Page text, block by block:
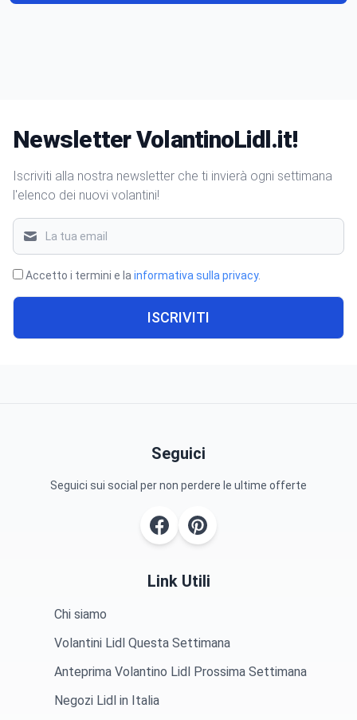
Newsletter VolantinoLidl.it!
Iscriviti alla nostra newsletter che ti invierà ogni settimana
l'elenco dei nuovi volantini!
Accetto i termini e la informativa sulla privacy.
ISCRIVITI
Seguici
Seguici sui social per non perdere le ultime offerte
Link Utili
Chi siamo
Volantini Lidl Questa Settimana
Anteprima Volantino Lidl Prossima Settimana
Negozi Lidl in Italia